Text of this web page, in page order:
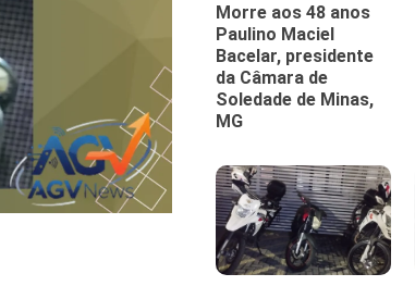
Morre aos 48 anos
Paulino Maciel
Bacelar, presidente
da Câmara de
Soledade de Minas,
MG